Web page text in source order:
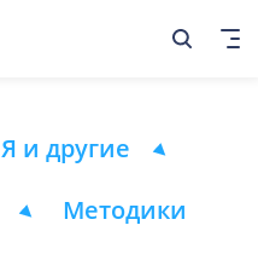
Я и другие
Методики